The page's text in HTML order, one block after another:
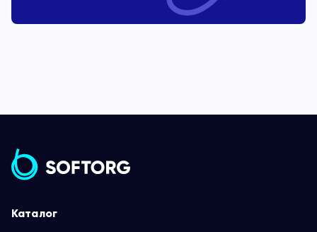
Каталог